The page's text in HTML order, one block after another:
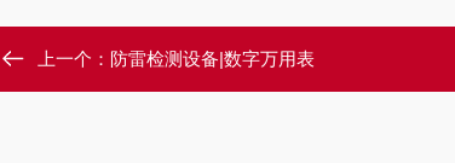
上一个： 防雷检测设备|数字万用表